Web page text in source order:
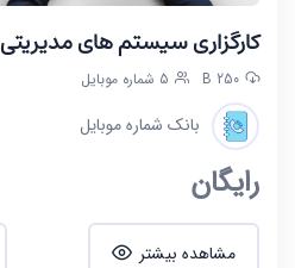
کارگزاری سیستم های مدیریتی
250 B 5 شماره موبایل
بانک شماره موبایل
رایگان
مشاهده بیشتر